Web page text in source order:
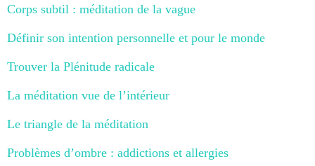
Corps subtil : méditation de la vague
Définir son intention personnelle et pour le monde
Trouver la Plénitude radicale
La méditation vue de l’intérieur
Le triangle de la méditation
Problèmes d’ombre : addictions et allergies